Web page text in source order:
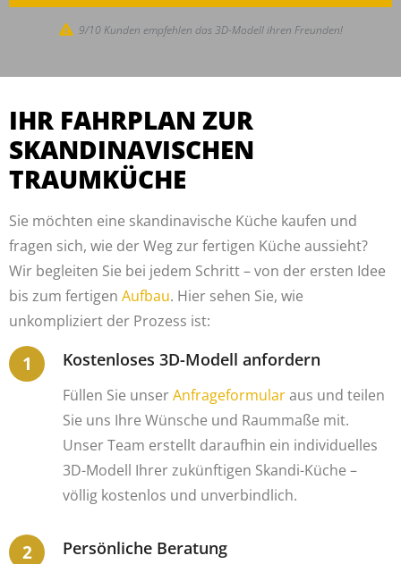
9/10 Kunden empfehlen das 3D-Modell ihren Freunden!
IHR FAHRPLAN ZUR
SKANDINAVISCHEN
TRAUMKÜCHE
Sie möchten eine skandinavische Küche kaufen und
fragen sich, wie der Weg zur fertigen Küche aussieht?
Wir begleiten Sie bei jedem Schritt – von der ersten Idee
bis zum fertigen Aufbau. Hier sehen Sie, wie
unkompliziert der Prozess ist:
Kostenloses 3D-Modell anfordern
Füllen Sie unserAnfrageformularaus und teilen
Sie uns Ihre Wünsche und Raummaße mit.
Unser Team erstellt daraufhin ein individuelles
3D-Modell Ihrer zukünftigen Skandi-Küche –
völlig kostenlos und unverbindlich.
Persönliche Beratung